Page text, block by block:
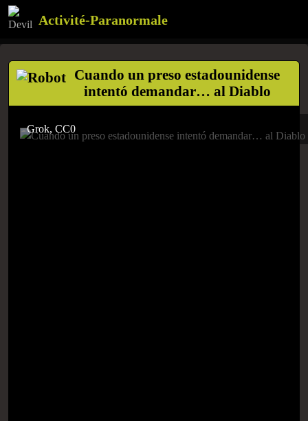
Activité-Paranormale
Cuando un preso estadounidense
intentó demandar… al Diablo
Grok, CC0